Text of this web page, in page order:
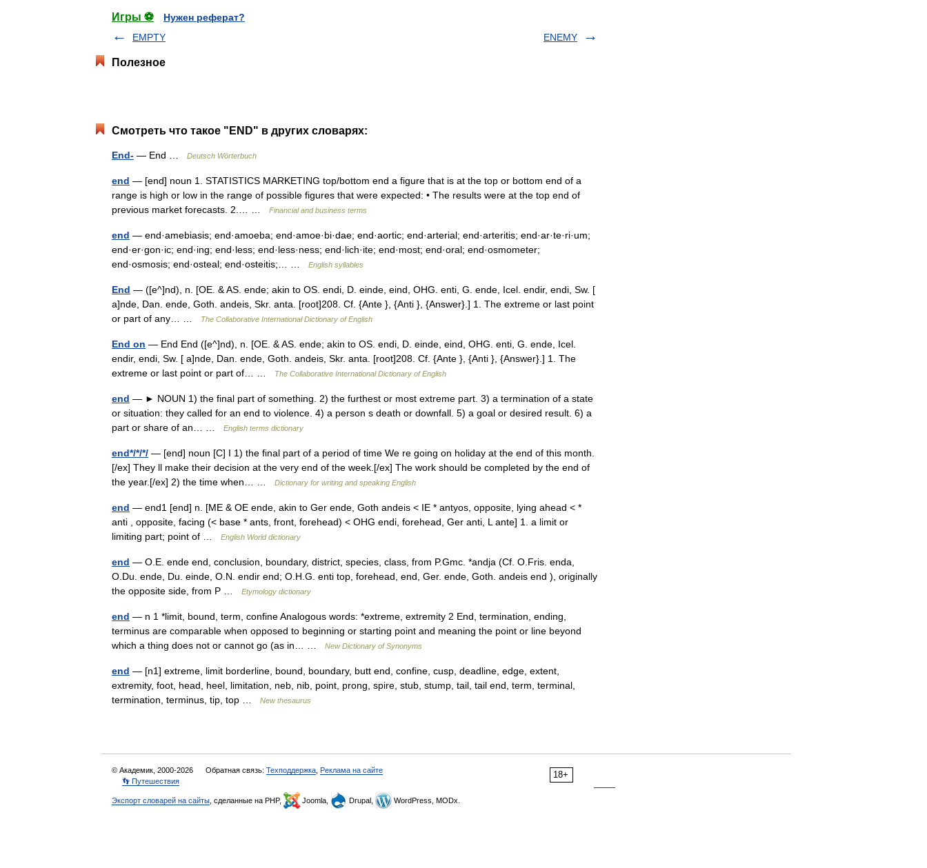
Игры ⚽
Нужен реферат?
EMPTY
ENEMY
Полезное
Смотреть что такое "END" в других словарях:
End- — End … Deutsch Wörterbuch
end — [end] noun 1. STATISTICS MARKETING top/​bottom end a figure that is at the top or bottom end of a
range is high or low in the range of possible figures that were expected: • The results were at the top end of
previous market forecasts. 2.… …
Financial and business terms
end — end·amebiasis; end·amoeba; end·amoe·bi·dae; end·aortic; end·arterial; end·arteritis; end·ar·te·ri·um;
end·er·gon·ic; end·ing; end·less; end·less·ness; end·lich·ite; end·most; end·oral; end·osmometer;
end·osmosis; end·osteal; end·osteitis;… …
English syllables
End — ([e^]nd), n. [OE. & AS. ende; akin to OS. endi, D. einde, eind, OHG. enti, G. ende, Icel. endir, endi, Sw. [
a]nde, Dan. ende, Goth. andeis, Skr. anta. [root]208. Cf. {Ante }, {Anti }, {Answer}.] 1. The extreme or last point
or part of any… …
The Collaborative International Dictionary of English
End on — End End ([e^]nd), n. [OE. & AS. ende; akin to OS. endi, D. einde, eind, OHG. enti, G. ende, Icel.
endir, endi, Sw. [ a]nde, Dan. ende, Goth. andeis, Skr. anta. [root]208. Cf. {Ante }, {Anti }, {Answer}.] 1. The
extreme or last point or part of… …
The Collaborative International Dictionary of English
end — ► NOUN 1) the final part of something. 2) the furthest or most extreme part. 3) a termination of a state
or situation: they called for an end to violence. 4) a person s death or downfall. 5) a goal or desired result. 6) a
part or share of an… …
English terms dictionary
end*/*/*/ — [end] noun [C] I 1) the final part of a period of time We re going on holiday at the end of this month.
[/ex] They ll make their decision at the very end of the week.[/ex] The work should be completed by the end of
the year.[/ex] 2) the time when… …
Dictionary for writing and speaking English
end — end1 [end] n. [ME & OE ende, akin to Ger ende, Goth andeis < IE * antyos, opposite, lying ahead < *
anti , opposite, facing (< base * ants, front, forehead) < OHG endi, forehead, Ger anti, L ante] 1. a limit or
limiting part; point of …
English World dictionary
end — O.E. ende end, conclusion, boundary, district, species, class, from P.Gmc. *andja (Cf. O.Fris. enda,
O.Du. ende, Du. einde, O.N. endir end; O.H.G. enti top, forehead, end, Ger. ende, Goth. andeis end ), originally
the opposite side, from P …
Etymology dictionary
end — n 1 *limit, bound, term, confine Analogous words: *extreme, extremity 2 End, termination, ending,
terminus are comparable when opposed to beginning or starting point and meaning the point or line beyond
which a thing does not or cannot go (as in… …
New Dictionary of Synonyms
end — [n1] extreme, limit borderline, bound, boundary, butt end, confine, cusp, deadline, edge, extent,
extremity, foot, head, heel, limitation, neb, nib, point, prong, spire, stub, stump, tail, tail end, term, terminal,
termination, terminus, tip, top …
New thesaurus
18+
© Академик, 2000-2026 Обратная связь: Техподдержка Реклама на сайте
👣 Путешествия
Экспорт словарей на сайты , сделанные на PHP, Joomla, Drupal, WordPress, MODx.